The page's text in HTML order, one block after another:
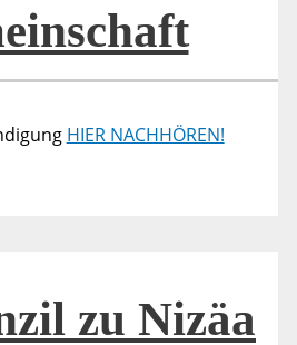
HIER NACHHÖREN!
zu Nizäa